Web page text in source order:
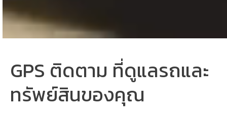
GPS ติดตาม ที่ดูแลรถและ
ทรัพย์สินของคุณ